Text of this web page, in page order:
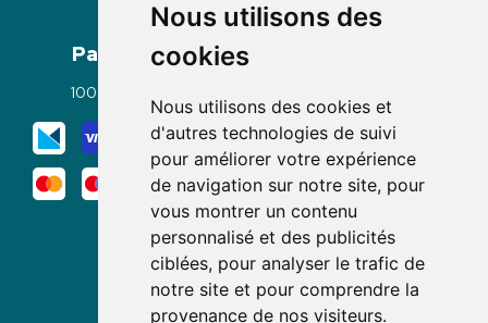
Nous utilisons des
cookies
Nous utilisons des cookies et
d'autres technologies de suivi
pour améliorer votre expérience
de navigation sur notre site, pour
vous montrer un contenu
personnalisé et des publicités
ciblées, pour analyser le trafic de
notre site et pour comprendre la
provenance de nos visiteurs.
Paiement
100% sécurisé
Mode de livraison
Nous suivre